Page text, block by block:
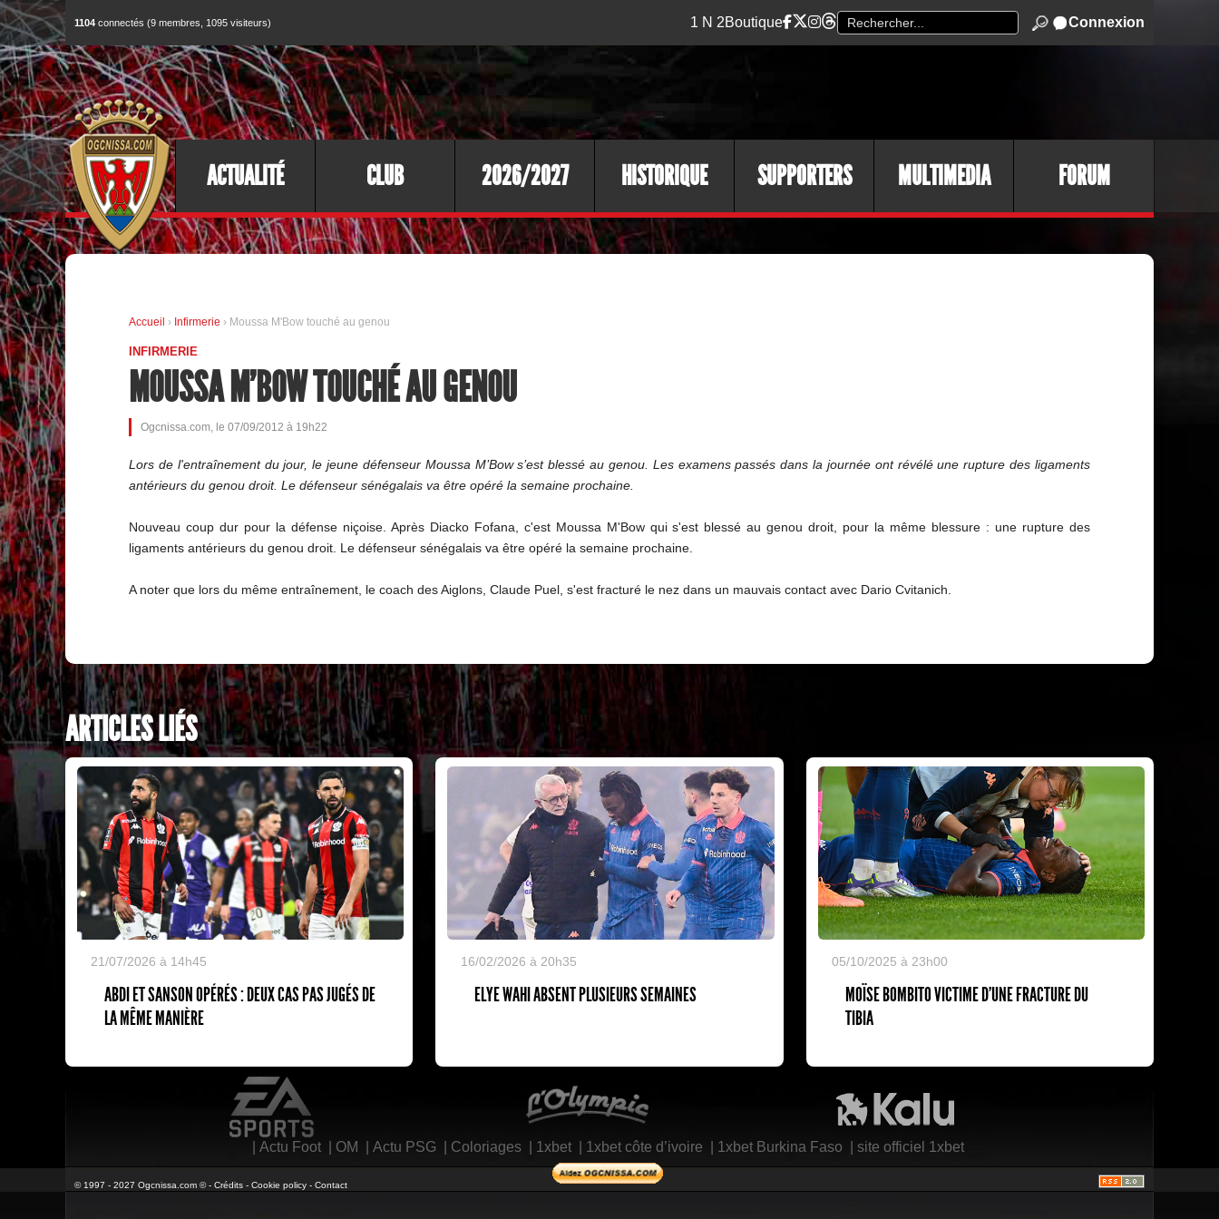
1104 connectés (9 membres, 1095 visiteurs) 1 N 2Boutique Connexion
ACTUALITÉ CLUB 2026/2027 HISTORIQUE SUPPORTERS MULTIMEDIA FORUM
Accueil › Infirmerie › Moussa M'Bow touché au genou
INFIRMERIE
MOUSSA M'BOW TOUCHÉ AU GENOU
Ogcnissa.com, le 07/09/2012 à 19h22
Lors de l'entraînement du jour, le jeune défenseur Moussa M’Bow s’est blessé au genou. Les examens passés dans la journée ont révélé une rupture des ligaments
antérieurs du genou droit. Le défenseur sénégalais va être opéré la semaine prochaine.
Nouveau coup dur pour la défense niçoise. Après Diacko Fofana, c'est Moussa M'Bow qui s'est blessé au genou droit, pour la même blessure : une rupture des
ligaments antérieurs du genou droit. Le défenseur sénégalais va être opéré la semaine prochaine.
A noter que lors du même entraînement, le coach des Aiglons, Claude Puel, s'est fracturé le nez dans un mauvais contact avec Dario Cvitanich.
ARTICLES LIÉS
21/07/2026 à 14h45
ABDI ET SANSON OPÉRÉS : DEUX CAS PAS JUGÉS DE
LA MÊME MANIÈRE
16/02/2026 à 20h35
ELYE WAHI ABSENT PLUSIEURS SEMAINES
05/10/2025 à 23h00
MOÏSE BOMBITO VICTIME D'UNE FRACTURE DU
TIBIA
Actu Foot| OM Actu PSG| Coloriages| 1xbet| 1xbet côte d’ivoire 1xbet Burkina Faso site officiel 1xbet
© 1997 - 2027 Ogcnissa.com © - Crédits - Cookie policy - Contact